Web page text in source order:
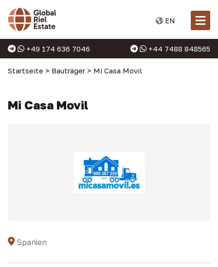
EN
+49 174 636 7046 +44 7488 848565
Startseite > Bauträger > Mi Casa Movil
Mi Casa Movil
Spanien